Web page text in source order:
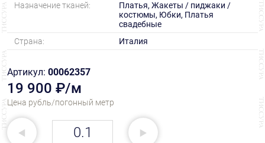
Назначение тканей:
Платья, Жакеты / пиджаки /
костюмы, Юбки, Платья
свадебные
Страна:
Италия
Артикул: 00062357
19 900 ₽/м
Цена рубль/погонный метр